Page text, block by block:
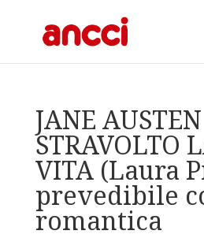
JANE
STRAVOLTO
VITA (Laura
prevedibile
romantica